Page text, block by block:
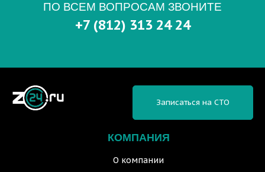
ПО ВСЕМ ВОПРОСАМ ЗВОНИТЕ
+7 (812) 313 24 24
КОМПАНИЯ
О компании
Записаться на СТО